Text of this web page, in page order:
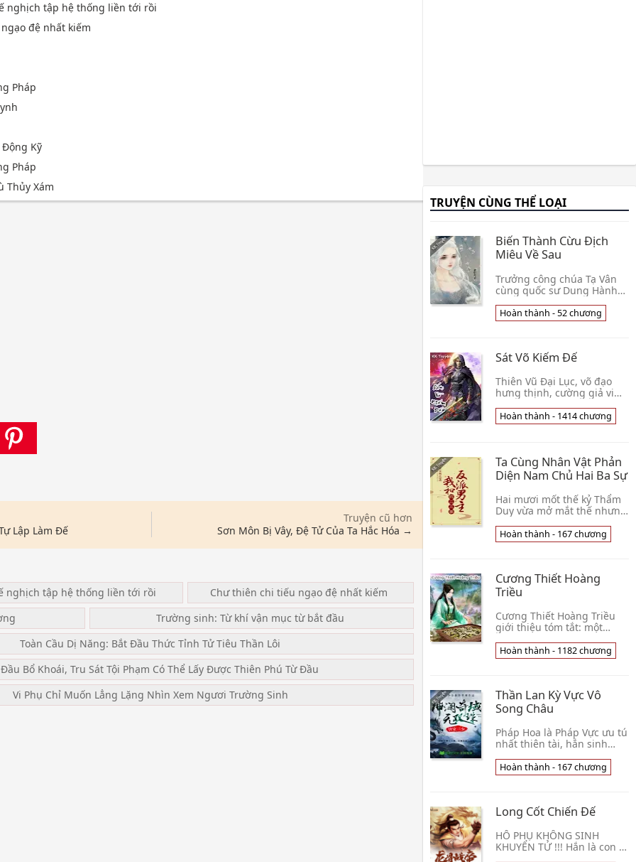
nghịch tập hệ thống liền tới rồi
đệ nhất kiếm
Pháp
Động Kỹ
Pháp
Thủy Xám
Lập Làm Đế
Truyện cũ hơn
Sơn Môn Bị Vây, Đệ Tử Của Ta Hắc Hóa →
nghịch tập hệ thống liền tới rồi
Chư thiên chi tiếu ngạo đệ nhất kiếm
Trường sinh: Từ khí vận mục từ bắt đầu
Toàn Cầu Dị Năng: Bắt Đầu Thức Tỉnh Tử Tiêu Thần Lôi
Bổ Khoái, Tru Sát Tội Phạm Có Thể Lấy Được Thiên Phú Từ Đầu
Vi Phụ Chỉ Muốn Lẳng Lặng Nhìn Xem Ngươi Trường Sinh
TRUYỆN CÙNG THỂ LOẠI
Biến Thành Cừu Địch
Miêu Về Sau
Trưởng công chúa Tạ Vân
cùng quốc sư Dung Hành
trên triều đình đề ra tân
chính, Dung Hành bắt bẻ
Hoàn thành - 52 chương
Sát Võ Kiếm Đế
Thiên Vũ Đại Lục, võ đạo
hưng thịnh, cường giả vi
Dương, truyền thừa Vô
Thượng Kiếm Đạo, dung
Hoàn thành - 1414 chương
Ta Cùng Nhân Vật Phản
Diện Nam Chủ Hai Ba Sự
Hai mươi mốt thế kỷ Thẩm
Duy vừa mở mắt thế nhưng
thuyết vật hi sinh chủ mẫu,
vì chính mình mạng nhỏ,
Hoàn thành - 167 chương
Cương Thiết Hoàng
Triều
Cương Thiết Hoàng Triều
giới thiệu tóm tắt: một
theo khoa học kỹ thuật tinh
thạch trở lại cổ đại, thân là
Hoàn thành - 1182 chương
Thần Lan Kỳ Vực Vô
Song Châu
Pháp Hoa là Pháp Vực ưu tú
nhất thiên tài, hắn sinh
trật tự, hợp lễ nghi, am
hiểu thống ngự, khống chế
Hoàn thành - 167 chương
Long Cốt Chiến Đế
HỔ PHỤ KHÔNG SINH
KHUYỂN TỬ !!! Hắn là con vị